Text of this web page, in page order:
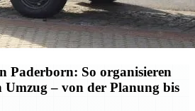
Paderborn: So organisieren
Umzug – von der Planung bis